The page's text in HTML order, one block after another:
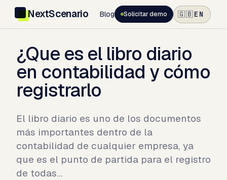
NextScenario Blog Solicitar demo 🇬🇧EN
¿Que es el libro diario
en contabilidad y cómo
registrarlo
El libro diario es uno de los documentos
más importantes dentro de la
contabilidad de cualquier empresa, ya
que es el punto de partida para el registro
de todas…